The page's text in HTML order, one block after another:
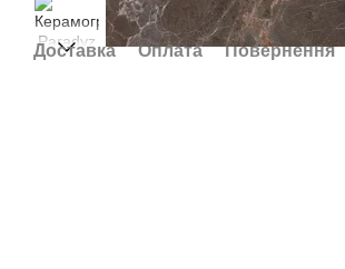
Доставка Оплата Повернення